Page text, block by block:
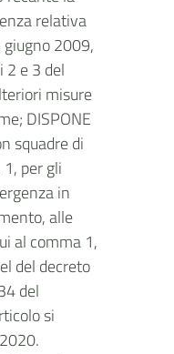
relativa
2009,
e 3 del
misure
DISPONE
squadre di
per gli
in
alle
al comma 1,
del decreto
del
si